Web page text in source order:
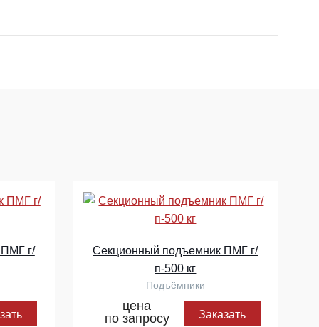
г/
Секционный подъемник ПМГ г/
п-500 кг
Подъёмники
цена
по запросу
Заказать